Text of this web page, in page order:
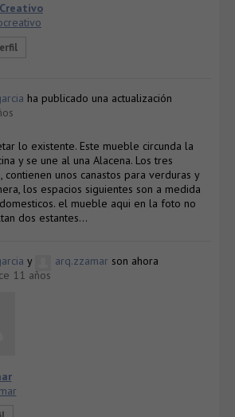
ha publicado una actualización
lo existente. Este mueble circunda la
y se une al una Alacena. Los tres
contienen unos canastos para verduras y
los espacios siguientes son a medida
el mueble aqui en la foto no
dos estantes…
y arq.zzamar son ahora
11 años